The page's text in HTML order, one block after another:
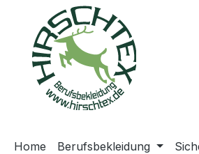
Zur Hauptnavigation
Home Berufsbekleidung